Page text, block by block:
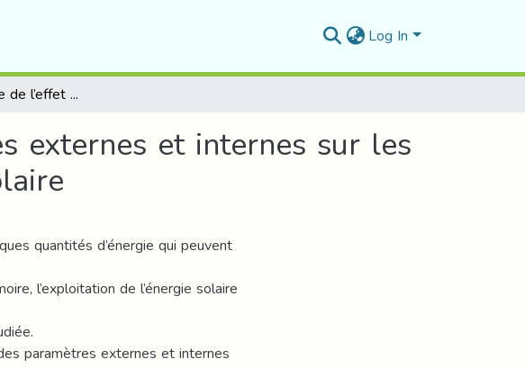
Log In
Etude numérique de l’effet des paramètres externes et internes sur les performances thermiques d’un capteur solaire
externes et internes sur les
quantités d’énergie qui peuvent
l’exploitation de l’énergie solaire
paramètres externes et internes